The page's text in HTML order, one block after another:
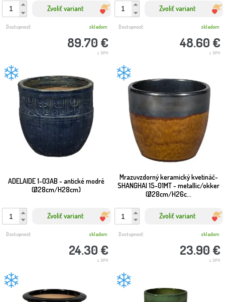
Zvoliť variant
89.70 €
s DPH
Dostupnosť: skladom
Zvoliť variant
48.60 €
s DPH
Dostupnosť: skladom
ADELAIDE 1-03AB - antické modré
(Ø28cm/H28cm)
Zvoliť variant
24.30 €
s DPH
Dostupnosť: skladom
Mrazuvzdorný keramický kvetináč-
SHANGHAI 15-01MT - metallic/okker
(Ø28cm/H26c...
Zvoliť variant
23.90 €
s DPH
Dostupnosť: skladom